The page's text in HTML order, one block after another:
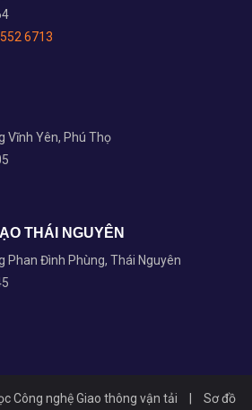
6713
Vĩnh Yên, Phú Thọ
THÁI NGUYÊN
Phan Đình Phùng, Thái Nguyên
Công nghệ Giao thông vận tải Sơ đồ